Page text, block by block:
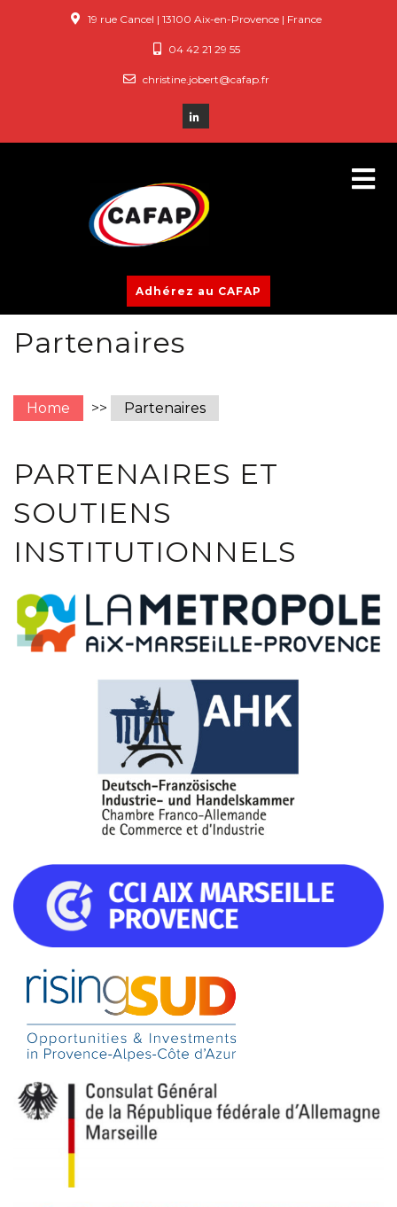
19 rue Cancel | 13100 Aix-en-Provence | France
04 42 21 29 55
christine.jobert@cafap.fr
Adhérez au CAFAP
Partenaires
Home >> Partenaires
PARTENAIRES ET
SOUTIENS
INSTITUTIONNELS